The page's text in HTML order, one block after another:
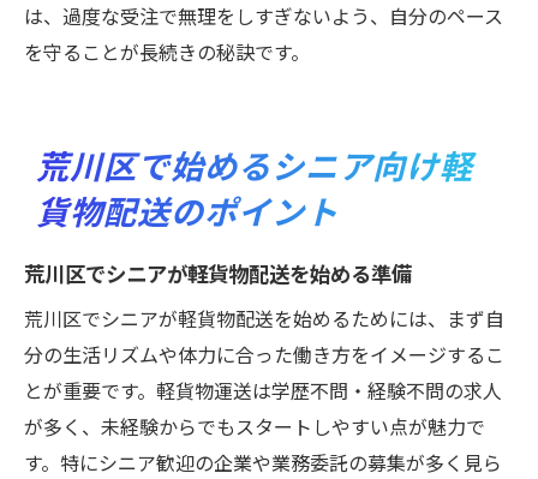
は、過度な受注で無理をしすぎないよう、自分のペース
を守ることが長続きの秘訣です。
荒川区で始めるシニア向け軽
貨物配送のポイント
荒川区でシニアが軽貨物配送を始める準備
荒川区でシニアが軽貨物配送を始めるためには、まず自
分の生活リズムや体力に合った働き方をイメージするこ
とが重要です。軽貨物運送は学歴不問・経験不問の求人
が多く、未経験からでもスタートしやすい点が魅力で
す。特にシニア歓迎の企業や業務委託の募集が多く見ら